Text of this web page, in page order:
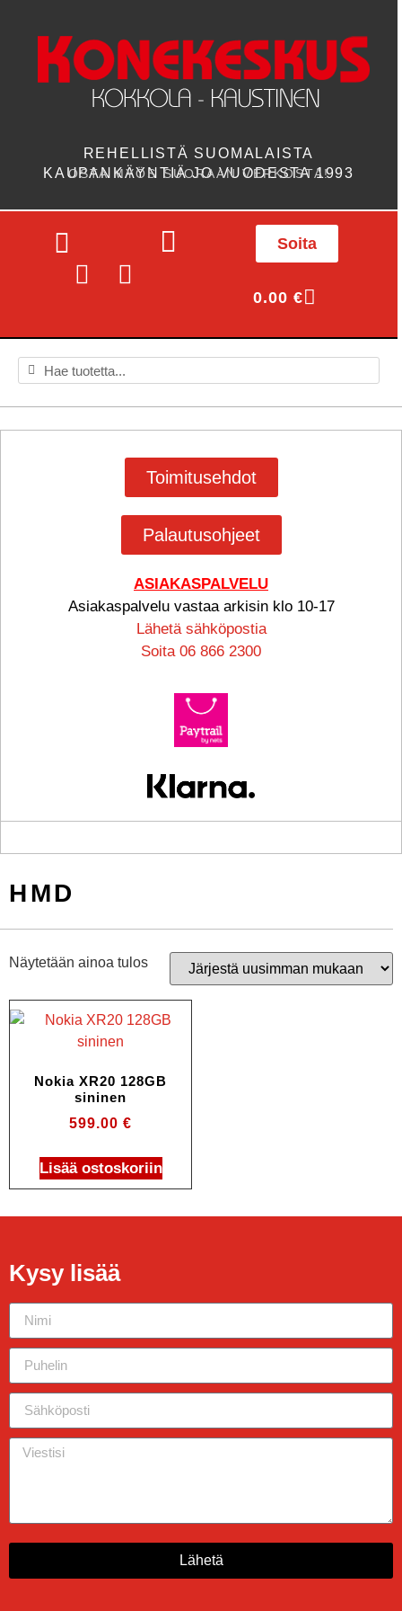
REHELLISTÄ SUOMALAISTA
KAUPANKÄYNTIÄ JO VUODESTA 1993
OSTA MYÖS SUORAAN VERKOSTA!
Soita
0.00 €
Toimitusehdot
Palautusohjeet
ASIAKASPALVELU
Asiakaspalvelu vastaa arkisin klo 10-17
Lähetä sähköpostia
Soita 06 866 2300
HMD
Näytetään ainoa tulos
Nokia XR20 128GB
sininen
599.00 €
Lisää ostoskoriin
Kysy lisää
Lähetä